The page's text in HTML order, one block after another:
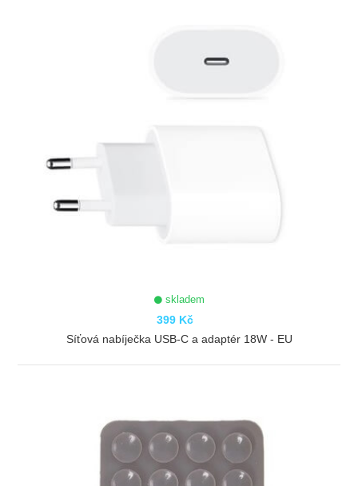
skladem
399 Kč
Síťová nabíječka USB-C a adaptér 18W - EU